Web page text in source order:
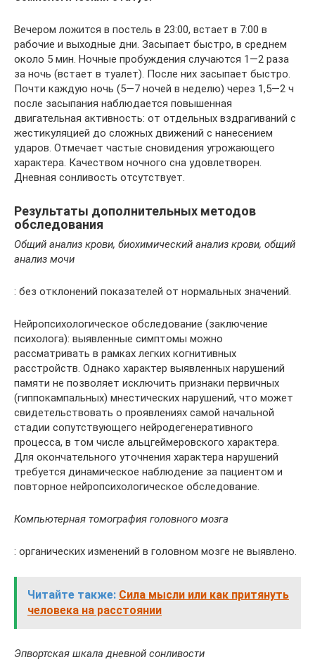
Вечером ложится в постель в 23:00, встает в 7:00 в
рабочие и выходные дни. Засыпает быстро, в среднем
около 5 мин. Ночные пробуждения случаются 1—2 раза
за ночь (встает в туалет). После них засыпает быстро.
Почти каждую ночь (5—7 ночей в неделю) через 1,5—2 ч
после засыпания наблюдается повышенная
двигательная активность: от отдельных вздрагиваний с
жестикуляцией до сложных движений с нанесением
ударов. Отмечает частые сновидения угрожающего
характера. Качеством ночного сна удовлетворен.
Дневная сонливость отсутствует.
Результаты дополнительных методов
обследования
Общий анализ крови, биохимический анализ крови, общий
анализ мочи
: без отклонений показателей от нормальных значений.
Нейропсихологическое обследование (заключение
психолога): выявленные симптомы можно
рассматривать в рамках легких когнитивных
расстройств. Однако характер выявленных нарушений
памяти не позволяет исключить признаки первичных
(гиппокампальных) мнестических нарушений, что может
свидетельствовать о проявлениях самой начальной
стадии сопутствующего нейродегенеративного
процесса, в том числе альцгеймеровского характера.
Для окончательного уточнения характера нарушений
требуется динамическое наблюдение за пациентом и
повторное нейропсихологическое обследование.
Компьютерная томография головного мозга
: органических изменений в головном мозге не выявлено.
Читайте также: Сила мысли или как притянуть
человека на расстоянии
Эпвортская шкала дневной сонливости